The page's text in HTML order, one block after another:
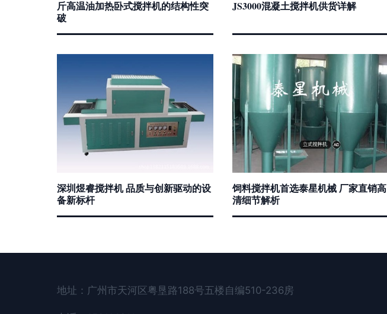
斤高温油加热卧式搅拌机的结构性突
破
JS3000混凝土搅拌机供货详解
深圳煜睿搅拌机 品质与创新驱动的设
备新标杆
饲料搅拌机首选泰星机械 厂家直销高
清细节解析
地址：广州市天河区粤垦路188号五楼自编510-236房